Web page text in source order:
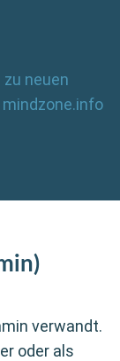
verwandt.
oder als